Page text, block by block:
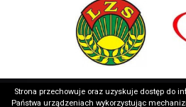
Strona przechowuje oraz uzyskuje dostęp do
Państwa urządzeniach wykorzystując